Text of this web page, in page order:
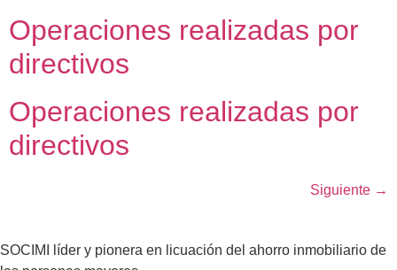
Operaciones realizadas por
directivos
Operaciones realizadas por
directivos
Siguiente →
SOCIMI líder y pionera en licuación del ahorro inmobiliario de